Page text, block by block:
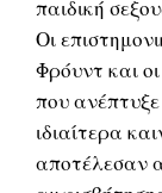
παιδική
Οι
Φρόυντ και
που
ιδιαίτερα
αποτέλεσαν